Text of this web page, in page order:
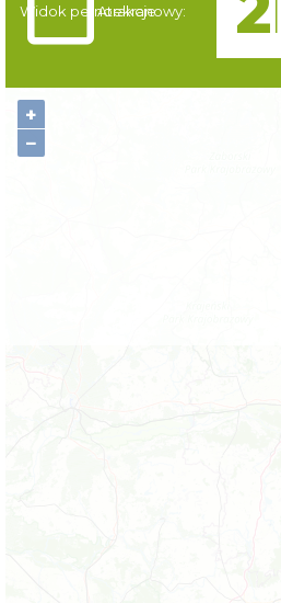
+
−
Widok pełnoekranowy:
Atrakcje